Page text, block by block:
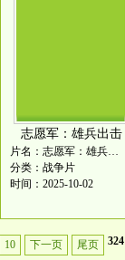
志愿军：雄兵出击
片名：志愿军：雄兵出击
分类：战争片
时间：2025-10-02
324
10 下一页 尾页